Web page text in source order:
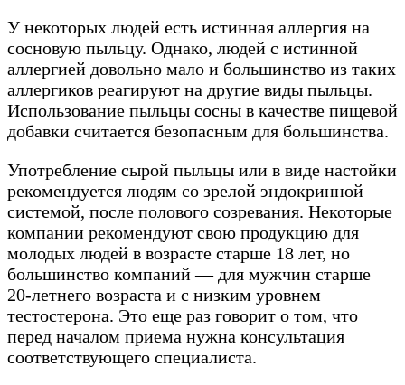
У некоторых людей есть истинная аллергия на
сосновую пыльцу. Однако, людей с истинной
аллергией довольно мало и большинство из таких
аллергиков реагируют на другие виды пыльцы.
Использование пыльцы сосны в качестве пищевой
добавки считается безопасным для большинства.
Употребление сырой пыльцы или в виде настойки
рекомендуется людям со зрелой эндокринной
системой, после полового созревания. Некоторые
компании рекомендуют свою продукцию для
молодых людей в возрасте старше 18 лет, но
большинство компаний — для мужчин старше
20-летнего возраста и с низким уровнем
тестостерона. Это еще раз говорит о том, что
перед началом приема нужна консультация
соответствующего специалиста.